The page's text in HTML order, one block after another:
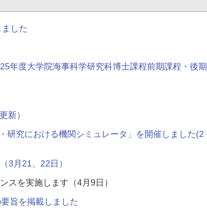
した
年度大学院海事科学研究科博士課程前期課程・後期
新）
研究における機関シミュレータ」を開催しました(2
3月21、22日）
スを実施します（4月9日）
旨を掲載しました